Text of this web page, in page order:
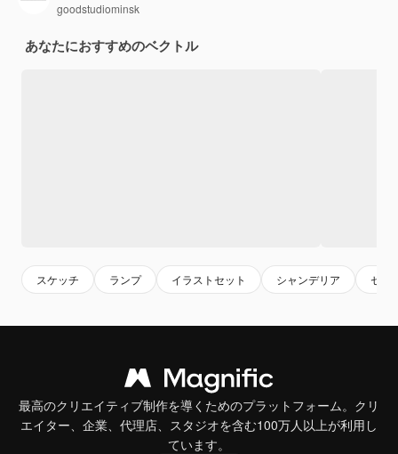
goodstudiominsk
あなたにおすすめのベクトル
スケッチ ランプ イラストセット シャンデリア セッ
最高のクリエイティブ制作を導くためのプラットフォーム。クリ
エイター、企業、代理店、スタジオを含む100万人以上が利用し
ています。